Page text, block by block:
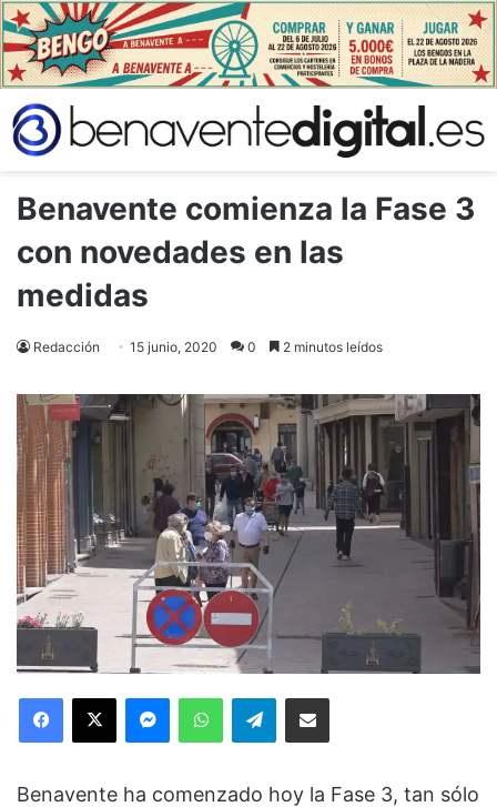
Benavente comienza la Fase 3
con novedades en las
medidas
Redacción 15 junio, 2020 0 2 minutos leídos
Facebook
X MessengerWhatsAppTelegramCompartir via Email
Benavente ha comenzado hoy la Fase 3, tan sólo